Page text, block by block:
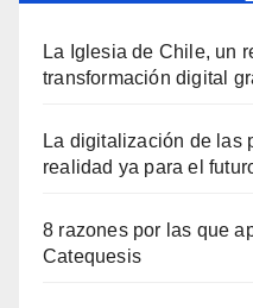
La Iglesia de Chile, un
transformación digital
La digitalización de las
realidad ya para el
8 razones por las que
Catequesis